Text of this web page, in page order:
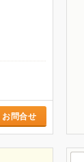
お問合せ